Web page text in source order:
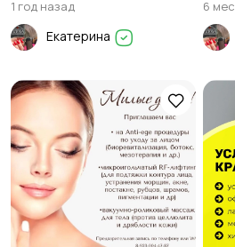
1 год назад
Екатерина
6